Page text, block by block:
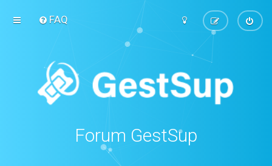
FAQ
Forum GestSup